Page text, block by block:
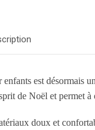
est désormais
de Noël et permet
doux et